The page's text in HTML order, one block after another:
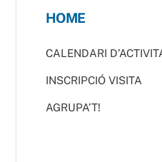
HOME
CALENDARI
INSCRIPCIÓ VISITA
AGRUPA’T!